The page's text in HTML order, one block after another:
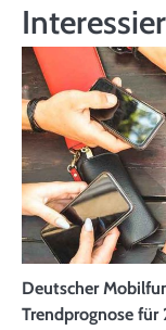
Deutscher
Trendprognose für